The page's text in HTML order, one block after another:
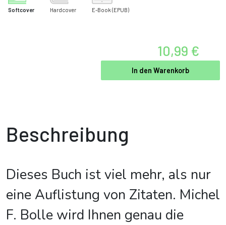
Softcover Hardcover E-Book (EPUB)
10,99 €
In den Warenkorb
Beschreibung
Dieses Buch ist viel mehr, als nur
eine Auflistung von Zitaten. Michel
F. Bolle wird Ihnen genau die